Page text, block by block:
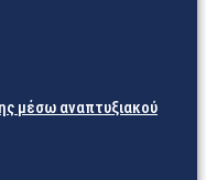
μέσω αναπτυξιακού